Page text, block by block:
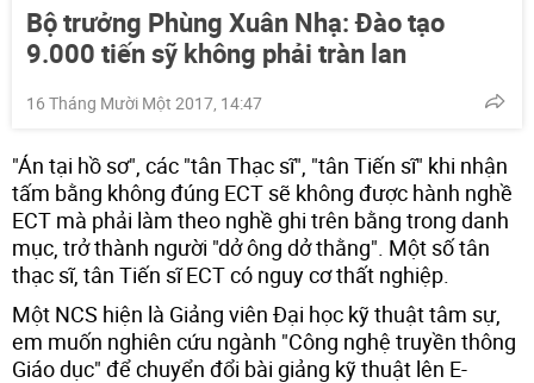
Bộ trưởng Phùng Xuân Nhạ: Đào tạo
9.000 tiến sỹ không phải tràn lan
16 Tháng Mười Một 2017, 14:47
"Án tại hồ sơ", các "tân Thạc sĩ", "tân Tiến sĩ" khi nhận
tấm bằng không đúng ECT sẽ không được hành nghề
ECT mà phải làm theo nghề ghi trên bằng trong danh
mục, trở thành người "dở ông dở thằng". Một số tân
thạc sĩ, tân Tiến sĩ ECT có nguy cơ thất nghiệp.
Một NCS hiện là Giảng viên Đại học kỹ thuật tâm sự,
em muốn nghiên cứu ngành "Công nghệ truyền thông
Giáo dục" để chuyển đổi bài giảng kỹ thuật lên E-